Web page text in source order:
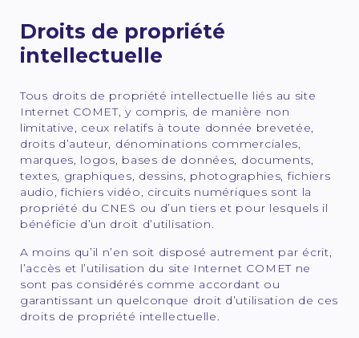
Droits de propriété
intellectuelle
Tous droits de propriété intellectuelle liés au site
Internet COMET, y compris, de manière non
limitative, ceux relatifs à toute donnée brevetée,
droits d’auteur, dénominations commerciales,
marques, logos, bases de données, documents,
textes, graphiques, dessins, photographies, fichiers
audio, fichiers vidéo, circuits numériques sont la
propriété du CNES ou d’un tiers et pour lesquels il
bénéficie d’un droit d’utilisation.
A moins qu’il n’en soit disposé autrement par écrit,
l’accès et l’utilisation du site Internet COMET ne
sont pas considérés comme accordant ou
garantissant un quelconque droit d’utilisation de ces
droits de propriété intellectuelle.